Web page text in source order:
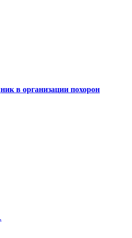
в организации похорон